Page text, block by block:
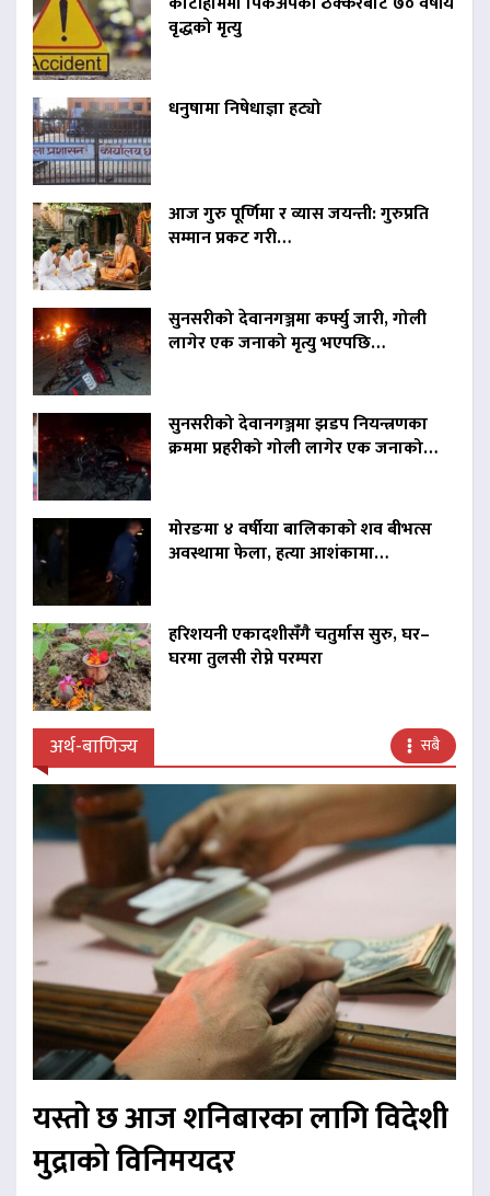
वृद्धको मृत्यु
धनुषामा निषेधाज्ञा हट्यो
आज गुरु पूर्णिमा र व्यास जयन्ती: गुरुप्रति
सम्मान प्रकट गरी…
सुनसरीको देवानगञ्जमा कर्फ्यु जारी, गोली
लागेर एक जनाको मृत्यु भएपछि…
सुनसरीको देवानगञ्जमा झडप नियन्त्रणका
क्रममा प्रहरीको गोली लागेर एक जनाको…
मोरङमा ४ वर्षीया बालिकाको शव बीभत्स
अवस्थामा फेला, हत्या आशंकामा…
हरिशयनी एकादशीसँगै चतुर्मास सुरु, घर–
घरमा तुलसी रोप्ने परम्परा
अर्थ-बाणिज्य सबै
यस्तो छ आज शनिबारका लागि विदेशी
मुद्राको विनिमयदर